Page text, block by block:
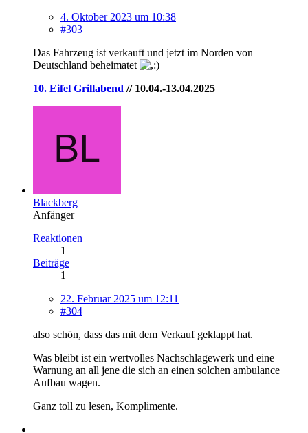
4. Oktober 2023 um 10:38
#303
Das Fahrzeug ist verkauft und jetzt im Norden von
Deutschland beheimatet
10. Eifel Grillabend // 10.04.-13.04.2025
Blackberg
Anfänger
Reaktionen
1
Beiträge
1
22. Februar 2025 um 12:11
#304
also schön, dass das mit dem Verkauf geklappt hat.
Was bleibt ist ein wertvolles Nachschlagewerk und eine
Warnung an all jene die sich an einen solchen ambulance
Aufbau wagen.
Ganz toll zu lesen, Komplimente.